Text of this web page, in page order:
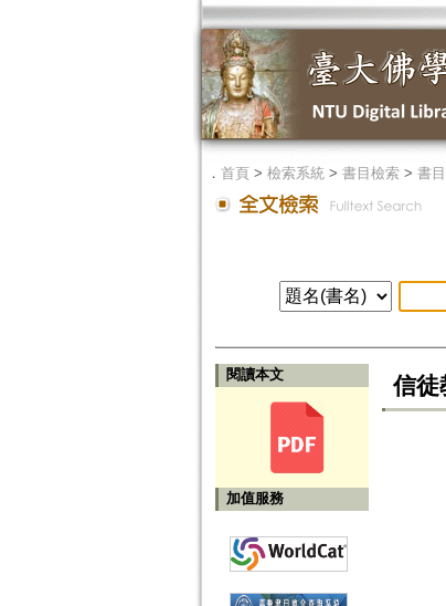
． 首頁> 檢索系統> 書目檢索> 書
閱讀本文
加值服務
信徒